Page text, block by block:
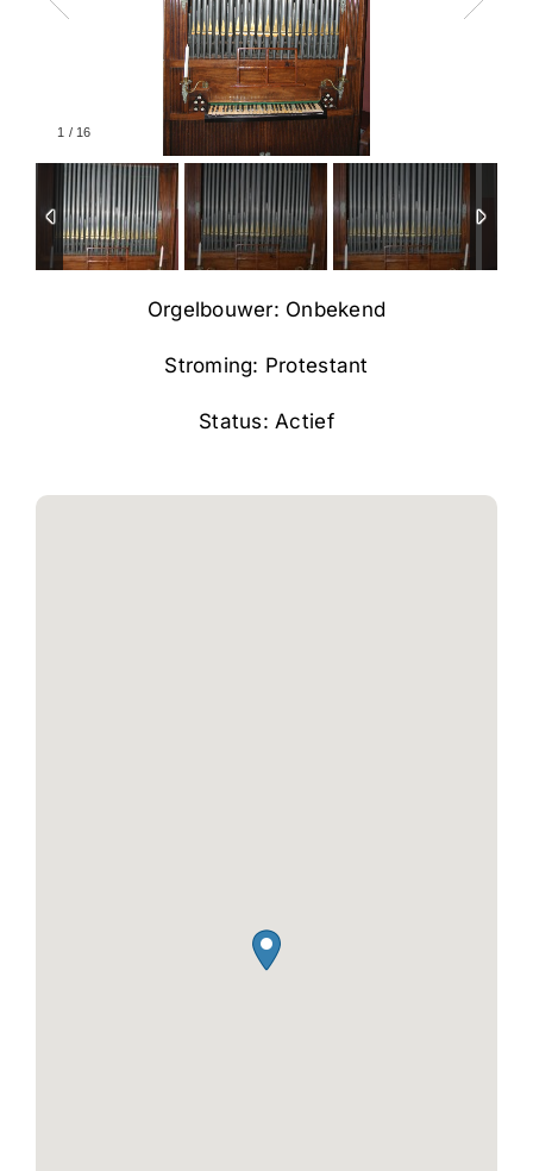
1 / 16
Orgelbouwer: Onbekend
Stroming: Protestant
Status: Actief